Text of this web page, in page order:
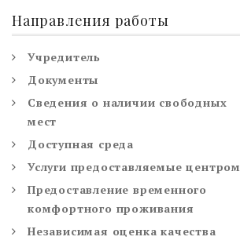
Направления работы
Учредитель
Документы
Сведения о наличии свободных
мест
Доступная среда
Услуги предоставляемые центром
Предоставление временного
комфортного проживания
Независимая оценка качества